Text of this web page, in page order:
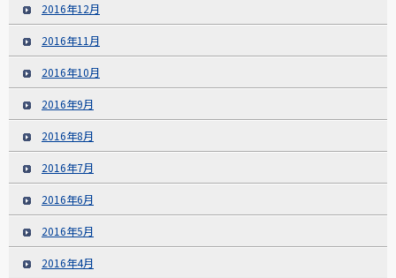
2016年12月
2016年11月
2016年10月
2016年9月
2016年8月
2016年7月
2016年6月
2016年5月
2016年4月